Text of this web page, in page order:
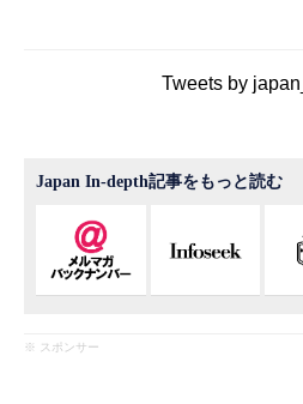
Tweets by
Japan In-depth記事をもっと読む
※ スポンサー